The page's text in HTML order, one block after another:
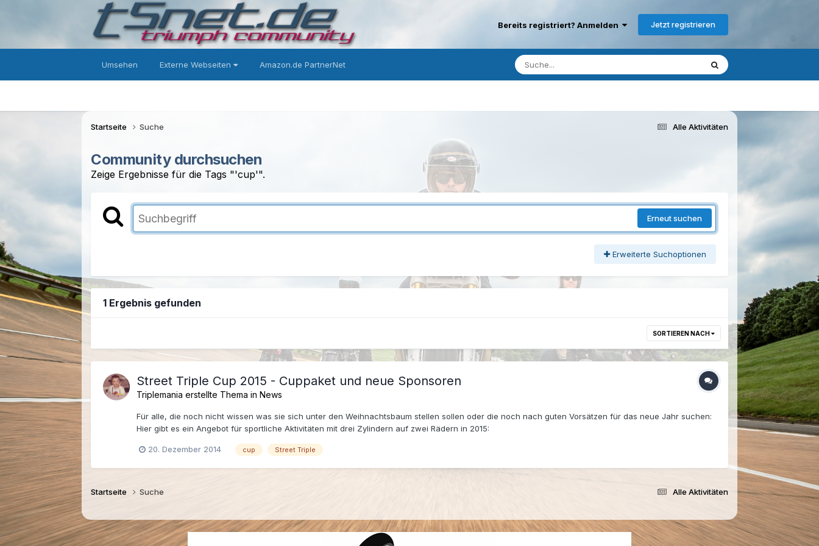
Bereits registriert? Anmelden Jetzt registrieren
Umsehen Externe Webseiten Amazon.de PartnerNet
Alle Aktivitäten
Startseite Suche
Community durchsuchen
Zeige Ergebnisse für die Tags "'cup'".
Erneut suchen
Erweiterte Suchoptionen
1 Ergebnis gefunden
SORTIEREN NACH
Street Triple Cup 2015 - Cuppaket und neue Sponsoren
Triplemania erstellte Thema inNews
Für alle, die noch nicht wissen was sie sich unter den Weihnachtsbaum stellen sollen oder die noch nach guten Vorsätzen für das neue Jahr suchen:
Hier gibt es ein Angebot für sportliche Aktivitäten mit drei Zylindern auf zwei Rädern in 2015:
20. Dezember 2014 cup Street Triple
Alle Aktivitäten
Startseite Suche